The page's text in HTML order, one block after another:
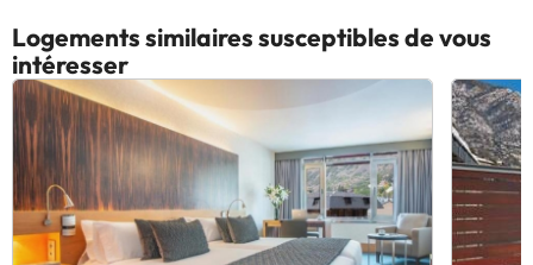
Logements similaires susceptibles de vous
intéresser